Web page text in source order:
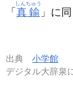
「 真鍮
しんちゅう
」に同
出典 小学館
デジタル大辞